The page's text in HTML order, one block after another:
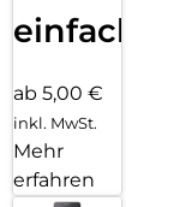
einfach
ab 5,00 €
inkl. MwSt.
Mehr
erfahren